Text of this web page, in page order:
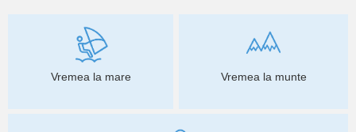
Vremea la mare Vremea la munte